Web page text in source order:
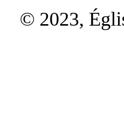
© 2023,